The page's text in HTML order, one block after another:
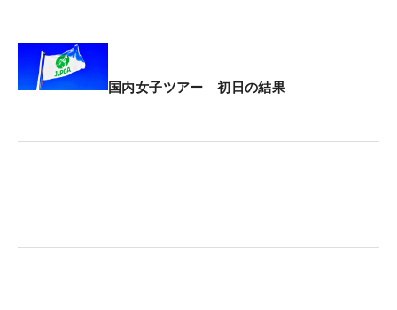
国内女子ツアー 初日の結果